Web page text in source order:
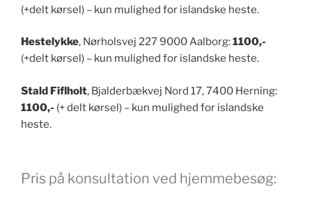
(+delt kørsel) – kun mulighed for islandske heste.
Hestelykke, Nørholsvej 227 9000 Aalborg:1100,-
(+delt kørsel) – kun mulighed for islandske heste.
Stald Fiflholt, Bjalderbækvej Nord 17, 7400 Herning:
1100,- (+ delt kørsel) – kun mulighed for islandske
heste.
Pris på konsultation ved hjemmebesøg: